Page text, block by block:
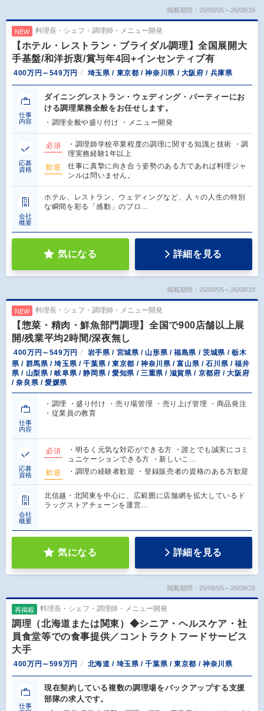
掲載期間：26/08/05～26/08/18
NEW 料理長・シェフ・調理師・メニュー開発
【ホテル・レストラン・ブライダル調理】全国展開大
手基盤/和洋折衷/賞与年4回+インセンティブ有
400万円～549万円 埼玉県 / 東京都 / 神奈川県 / 大阪府 / 兵庫県
仕事
内容
ダイニングレストラン・ウェディング・パーティーにお
ける調理業務全般をお任せします。
・調理全般や盛り付け ・メニュー開発
応募
資格
必須
・調理師学校卒業程度の調理に関する知識と技術 ・調
理実務経験1年以上
歓迎
仕事に真摯に向き合う姿勢のある方であれば料理ジャ
ンルは問いません。
会社
概要
ホテル、レストラン、ウェディングなど、人々の人生の特別
な瞬間を彩る「感動」のプロ…
気になる 詳細を見る
掲載期間：26/08/05～26/08/18
NEW 料理長・シェフ・調理師・メニュー開発
【惣菜・精肉・鮮魚部門調理】全国で900店舗以上展
開/残業平均2時間/深夜無し
400万円～549万円
岩手県 / 宮城県 / 山形県 / 福島県 / 茨城県 / 栃木
県 / 群馬県 / 埼玉県 / 千葉県 / 東京都 / 神奈川県 / 富山県 / 石川県 / 福井
県 / 山梨県 / 岐阜県 / 静岡県 / 愛知県 / 三重県 / 滋賀県 / 京都府 / 大阪府
/ 奈良県 / 愛媛県
仕事
内容
・調理 ・盛り付け ・売り場管理 ・売り上げ管理 ・商品発注
・従業員の教育
応募
資格
必須
・明るく元気な対応ができる方 ・誰とでも誠実にコミ
ュニケーションできる方 ・新しいこ…
歓迎
・調理の経験者歓迎 ・登録販売者の資格のある方歓迎
会社
概要
北信越・北関東を中心に、広範囲に店舗網を拡大しているド
ラッグストアチェーンを運営…
気になる 詳細を見る
掲載期間：26/08/05～26/08/18
再掲載 料理長・シェフ・調理師・メニュー開発
調理（北海道または関東）◆シニア・ヘルスケア・社
員食堂等での食事提供／コントラクトフードサービス
大手
400万円～599万円 北海道 / 埼玉県 / 千葉県 / 東京都 / 神奈川県
仕事
現在契約している複数の調理場をバックアップする支援
部隊の求人です。